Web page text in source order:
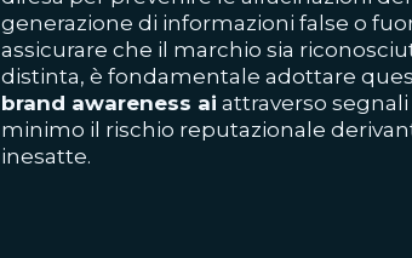
generazione di informazioni false o
assicurare che il marchio sia
distinta, è fondamentale adottare
brand awareness ai attraverso
minimo il rischio reputazionale
inesatte.